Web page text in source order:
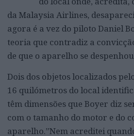
da Malaysia Airlines,
agora é a vez do piloto Daniel
teoria que contradiz a
de que o aparelho se
Dois dos objetos localizados
16 quilómetros do local
têm dimensões que Boyer diz
com o tamanho do motor e do
aparelho.”Nem acreditei